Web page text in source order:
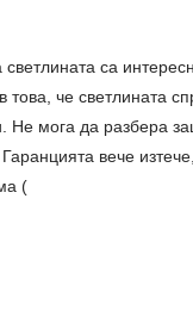
са
че светлината
Не мога да разбера
вече
(